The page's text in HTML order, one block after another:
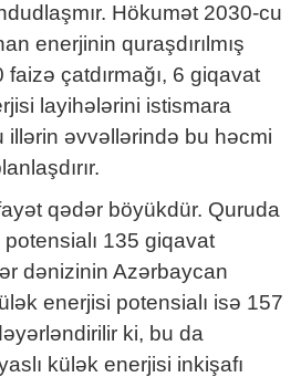
Hökumət 2030-cu
enerjinin quraşdırılmış
faizə çatdırmağı, 6 giqavat
layihələrini istismara
illərin əvvəllərində bu həcmi
qədər böyükdür. Quruda
135 giqavat
dənizinin Azərbaycan
enerjisi potensialı isə 157
ki, bu da
külək enerjisi inkişafı